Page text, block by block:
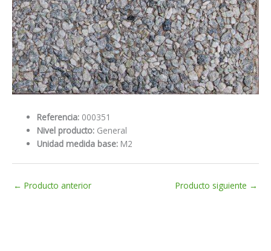
Referencia: 000351
Nivel producto: General
Unidad medida base: M2
← Producto anterior Producto siguiente →